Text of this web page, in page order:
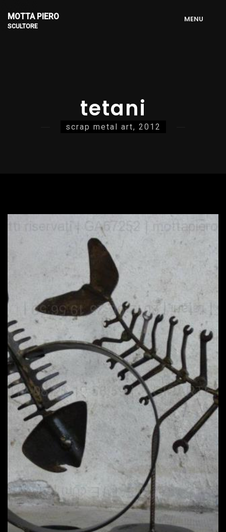
MOTTA PIERO
SCULTORE
MENU
tetani
scrap metal art, 2012